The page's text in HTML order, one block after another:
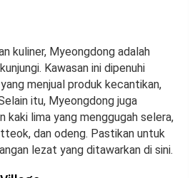
kuliner, Myeongdong adalah
Kawasan ini dipenuhi
menjual produk kecantikan,
itu, Myeongdong juga
kaki lima yang menggugah selera,
dan odeng. Pastikan untuk
lezat yang ditawarkan di sini.